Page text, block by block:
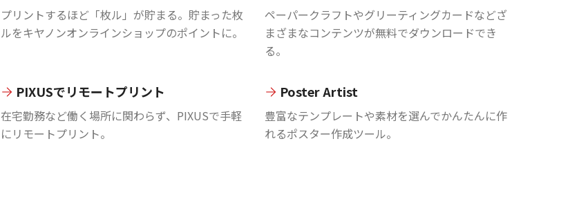
プリントするほど「枚ル」が貯まる。貯まった枚
ルをキヤノンオンラインショップのポイントに。
ペーパークラフトやグリーティングカードなどざ
まざまなコンテンツが無料でダウンロードでき
る。
PIXUSでリモートプリント
在宅勤務など働く場所に関わらず、PIXUSで手軽
にリモートプリント。
Poster Artist
豊富なテンプレートや素材を選んでかんたんに作
れるポスター作成ツール。